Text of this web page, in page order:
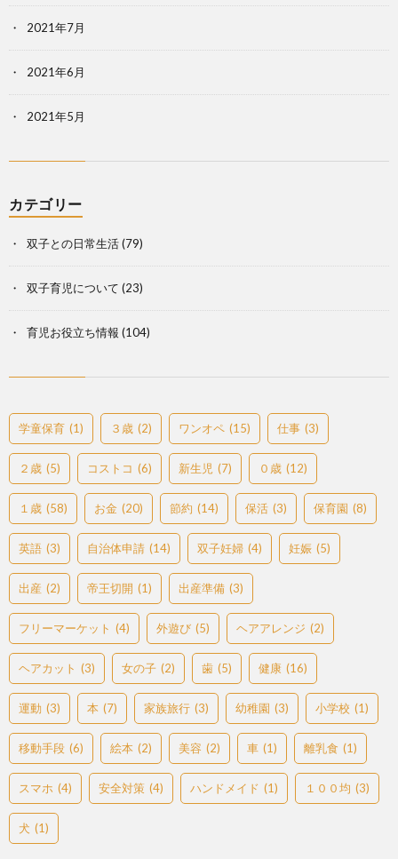
2021年7月
2021年6月
2021年5月
カテゴリー
双子との日常生活(79)
双子育児について (23)
育児お役立ち情報 (104)
学童保育 (1) ３歳 (2) ワンオペ (15) 仕事 (3)
２歳 (5) コストコ (6) 新生児 (7) ０歳 (12)
１歳 (58) お金 (20) 節約 (14) 保活 (3) 保育園 (8)
英語 (3) 自治体申請 (14) 双子妊婦 (4) 妊娠 (5)
出産 (2) 帝王切開 (1) 出産準備 (3)
フリーマーケット (4) 外遊び (5) ヘアアレンジ (2)
ヘアカット (3) 女の子 (2) 歯 (5) 健康 (16)
運動 (3) 本 (7) 家族旅行 (3) 幼稚園 (3) 小学校 (1)
移動手段 (6) 絵本 (2) 美容 (2) 車 (1) 離乳食 (1)
スマホ (4) 安全対策 (4) ハンドメイド (1) １００均 (3)
犬 (1)